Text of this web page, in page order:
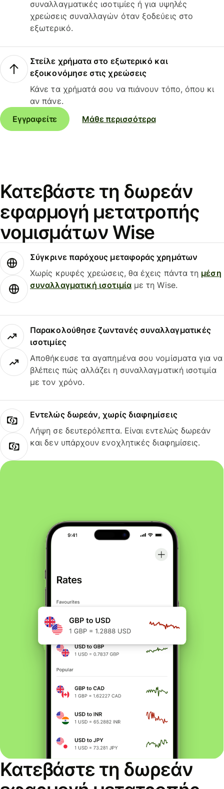
συναλλαγματικές ισοτιμίες ή για υψηλές
χρεώσεις συναλλαγών όταν ξοδεύεις στο
εξωτερικό.
Στείλε χρήματα στο εξωτερικό και
εξοικονόμησε στις χρεώσεις
Κάνε τα χρήματά σου να πιάνουν τόπο, όπου κι
αν πάνε.
Εγγραφείτε
Μάθε περισσότερα
Κατεβάστε τη δωρεάν
εφαρμογή μετατροπής
νομισμάτων Wise
Σύγκρινε παρόχους μεταφοράς χρημάτων
Χωρίς κρυφές χρεώσεις, θα έχεις πάντα τη μέση
συναλλαγματική ισοτιμίαμε τη Wise.
Παρακολούθησε ζωντανές συναλλαγματικές
ισοτιμίες
Αποθήκευσε τα αγαπημένα σου νομίσματα για να
βλέπεις πώς αλλάζει η συναλλαγματική ισοτιμία
με τον χρόνο.
Εντελώς δωρεάν, χωρίς διαφημίσεις
Λήψη σε δευτερόλεπτα. Είναι εντελώς δωρεάν
και δεν υπάρχουν ενοχλητικές διαφημίσεις.
Κατεβάστε τη δωρεάν